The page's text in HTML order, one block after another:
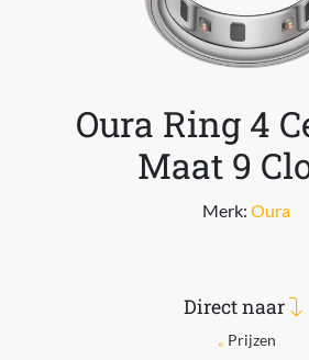
Oura Ring 4
Maat 9
Merk: Oura
Direct naar
Prijzen